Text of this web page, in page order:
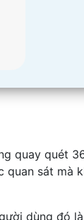
quay quét
sát
dùng đó